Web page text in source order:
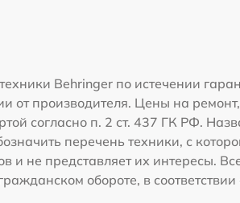
Behringer по истечении
от производителя. Цены на
согласно п. 2 ст. 437 ГК РФ.
перечень техники, с
не представляет их интересы.
обороте, в